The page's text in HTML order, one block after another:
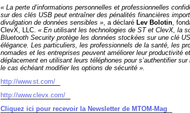
« La perte d’informations personnelles et professionnelles
sur des clés USB peut entraîner des pénalités financières
divulgation de données sensibles », a déclaré Lev Bolotin,
ClevX, LLC. « En utilisant les technologies de ST et ClevX, la
Bluetooth Security protège les données stockées sur une clé
élégance. Les particuliers, les professionnels de la santé, les
nomades et les entreprises peuvent améliorer leur productivité
déplacement en utilisant leurs téléphones pour s’authentifier
le cas échéant modifier les options de sécurité ».
http://www.st.com/
http://www.clevx.com/
Cliquez ici pour recevoir la Newsletter de MTOM-Mag